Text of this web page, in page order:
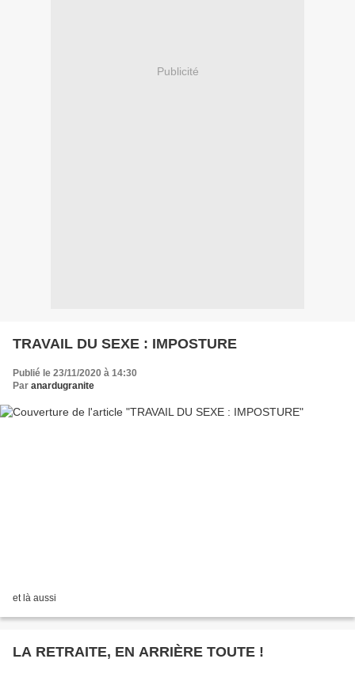
Publicité
TRAVAIL DU SEXE : IMPOSTURE
Publié le 23/11/2020 à 14:30
Par anardugranite
et là aussi
LA RETRAITE, EN ARRIÈRE TOUTE !